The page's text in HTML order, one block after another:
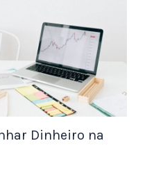
é possível criar
um
os alunos. Esse
valoriza a
de ensinar.
online
mas o segredo
Dinheiro na